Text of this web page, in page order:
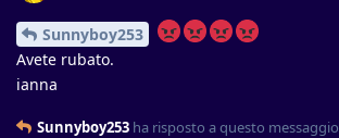
Sunnyboy253
Avete rubato.
ianna
Sunnyboy253 ha risposto a questo messaggio